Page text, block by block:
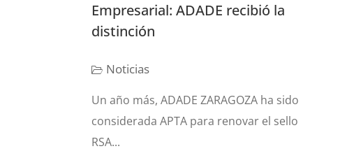
Empresarial: ADADE recibió la
distinción
Noticias
Un año más, ADADE ZARAGOZA ha sido
considerada APTA para renovar el sello
RSA...